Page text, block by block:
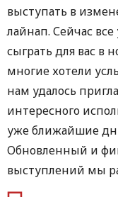
выступать в
лайнап. Сейчас
сыграть для вас
многие хотели
нам удалось
интересного
уже ближайшие
Обновленный и
выступлений мы